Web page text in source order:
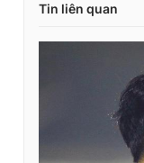
Tin liên quan